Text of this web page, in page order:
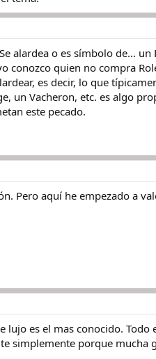
alardea o es símbolo de... un
conozco quien no compra
es decir, lo que
un Vacheron, etc. es algo
este pecado.
Pero aquí he empezado a
es el mas conocido.
simplemente porque mucha